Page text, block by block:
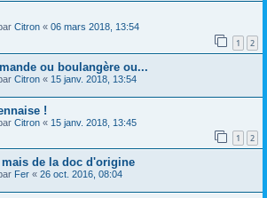
Citron « 06 mars 2018, 13:54
1 2
ou boulangère ou...
Citron « 15 janv. 2018, 13:54
!
Citron « 15 janv. 2018, 13:45
1 2
de la doc d'origine
Fer « 26 oct. 2016, 08:04